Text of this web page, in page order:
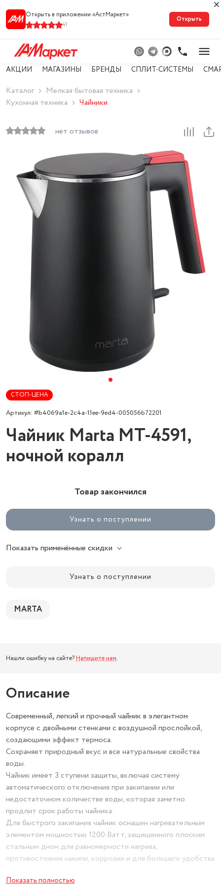
Открыть в приложении «АстМарке‪т‬»
41
Открыть
АКЦИИ МАГАЗИНЫ БРЕНДЫ СПЛИТ-СИСТЕМЫ
Каталог
Мелкая бытовая техника
Кухонная техника
Чайники
нет отзывов
СТОП-ЦЕНА
Артикул: #b4069a1e-2c4a-11ee-9ed4-005056b72201
Чайник Marta MT-4591,
ночной коралл
Товар закончился
Узнать о поступлении
Показать применённые скидки
Узнать о поступлении
MARTA
Нашли ошибку на сайте? Напишите нам.
Описание
Современный, легкий и прочный чайник в элегантном
корпусе с двойными стенками с воздушной прослойкой,
создающими эффект термоса.
Сохраняет природный вкус и все натуральные свойства
воды.
Чайник имеет 3 ступени защиты, включая систему
автоматического отключения при закипании или
недостаточном количестве воды, которая заметно
продлит срок работы чайника.
Для быстрого закипания чайник оснащен нагревательным
элементом мощностью 1200 Ватт, защищенного плоским
стальным дном для равномерности нагрева,
противостояния накипи, коррозии и для большего удобства
Чайник оснащен базой питания, позволяющей брать его с
Показать полностью